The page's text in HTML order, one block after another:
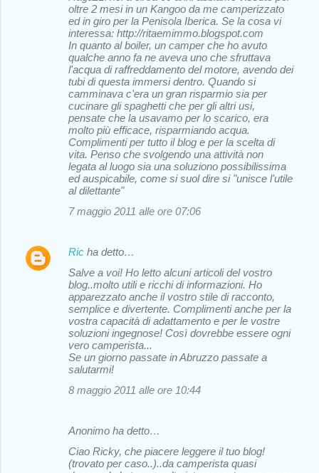
oltre 2 mesi in un Kangoo da me camperizzato
ed in giro per la Penisola Iberica. Se la cosa vi
interessa: http://ritaemimmo.blogspot.com
In quanto al boiler, un camper che ho avuto
qualche anno fa ne aveva uno che sfruttava
l'acqua di raffreddamento del motore, avendo dei
tubi di questa immersi dentro. Quando si
camminava c'era un gran risparmio sia per
cucinare gli spaghetti che per gli altri usi,
pensate che la usavamo per lo scarico, era
molto più efficace, risparmiando acqua.
Complimenti per tutto il blog e per la scelta di
vita. Penso che svolgendo una attività non
legata al luogo sia una soluziono possibilissima
ed auspicabile, come si suol dire si "unisce l'utile
al dilettante"
7 maggio 2011 alle ore 07:06
Ric ha detto…
Salve a voi! Ho letto alcuni articoli del vostro
blog..molto utili e ricchi di informazioni. Ho
apparezzato anche il vostro stile di racconto,
semplice e divertente. Complimenti anche per la
vostra capacità di adattamento e per le vostre
soluzioni ingegnose! Così dovrebbe essere ogni
vero camperista...
Se un giorno passate in Abruzzo passate a
salutarmi!
8 maggio 2011 alle ore 10:44
Anonimo ha detto…
Ciao Ricky, che piacere leggere il tuo blog!
(trovato per caso..)..da camperista quasi